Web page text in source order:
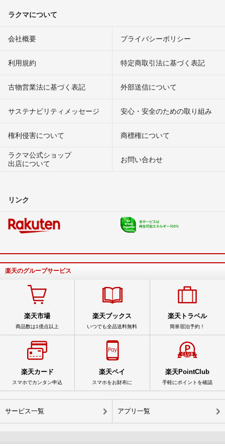
ラクマについて
会社概要 プライバシーポリシー
利用規約 特定商取引法に基づく表記
古物営業法に基づく表記 外部送信について
サステナビリティメッセージ 安心・安全のための取り組み
権利侵害について
商標権について
ラクマ公式ショップ
出店について
お問い合わせ
リンク
楽天のグループサービス
楽天市場
商品数は1億点以上
楽天ブックス
いつでも全品送料無料
楽天トラベル
簡単宿泊予約！
楽天カード
スマホでカンタン申込
楽天ペイ
スマホをお財布に
楽天PointClub
手軽にポイントを確認
サービス一覧 アプリ一覧